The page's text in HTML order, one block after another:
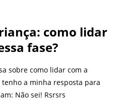
como lidar
fase?
sobre como lidar com a
a minha resposta para
Não sei! Rsrsrs